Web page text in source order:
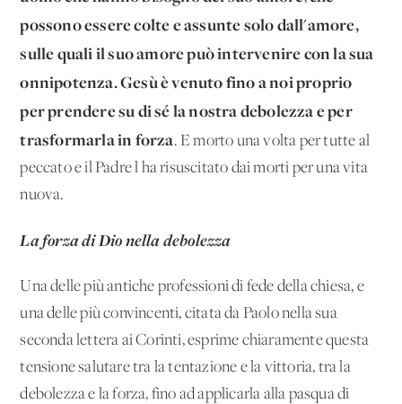
possono essere colte e assunte solo dall'amore,
sulle quali il suo amore può intervenire con la sua
onnipotenza. Gesù è venuto fino a noi proprio
per prendere su di sé la nostra debolezza e per
trasformarla in forza. E morto una volta per tutte al
peccato e il Padre l'ha risuscitato dai mor­ti per una vita
nuova.
La forza di Dio nella debolezza
Una delle più antiche professioni di fede della chiesa, e
una delle più convincenti, citata da Paolo nella sua
seconda lettera ai Corinti, esprime chiaramente questa
tensione salutare tra la tentazione e la vittoria, tra la
debolezza e la forza, fino ad applicarla alla pasqua di